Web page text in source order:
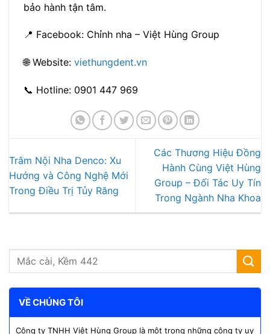
bảo hành tận tâm.
📍 Facebook: Chỉnh nha – Việt Hùng Group
🌐 Website: viethungdent.vn
📞 Hotline: 0901 447 969
Trâm Nội Nha Denco: Xu
Hướng và Công Nghệ Mới
Trong Điều Trị Tủy Răng
Các Thương Hiệu Đồng
Hành Cùng Việt Hùng
Group – Đối Tác Uy Tín
Trong Ngành Nha Khoa
VỀ CHÚNG TÔI
Công ty TNHH Việt Hùng Group là một trong những công ty uy